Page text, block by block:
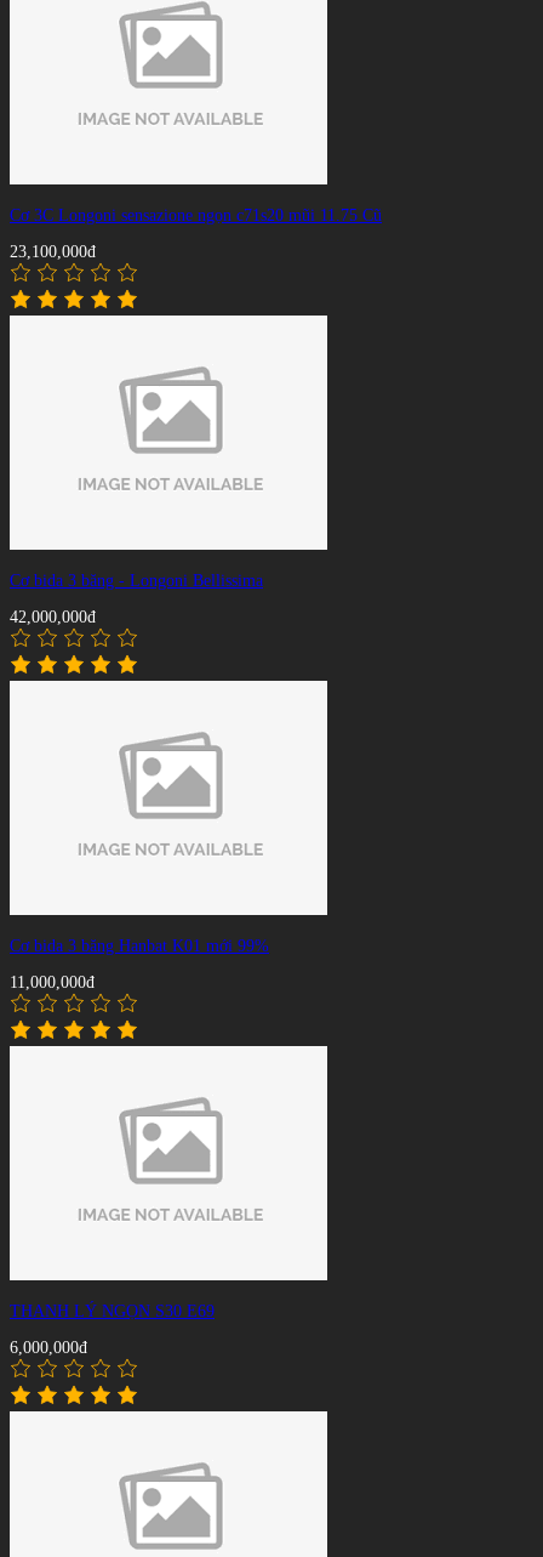
Cơ 3C Longoni sensazione ngọn c71s20 mũi 11.75 Cũ
23,100,000đ
Cơ bida 3 băng - Longoni Bellissima
42,000,000đ
Cơ bida 3 băng Hanbat K01 mới 99%
11,000,000đ
THANH LÝ NGỌN S30 E69
6,000,000đ